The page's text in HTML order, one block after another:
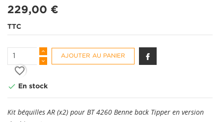
229,00 €
TTC
AJOUTER AU PANIER
favorite_border
 En stock
Kit béquilles AR (x2) pour BT 4260 Benne back Tipper en version